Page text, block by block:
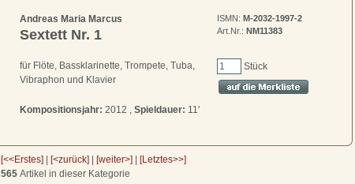
Andreas Maria Marcus
Sextett Nr. 1
für Flöte, Bassklarinette, Trompete, Tuba,
Vibraphon und Klavier
ISMN: M-2032-1997-2
Art.Nr.: NM11383
Stück
Kompositionsjahr: 2012 , Spieldauer: 11'
[<<Erstes] | [<zurück] | [weiter>] | [Letztes>>]
565 Artikel in dieser Kategorie